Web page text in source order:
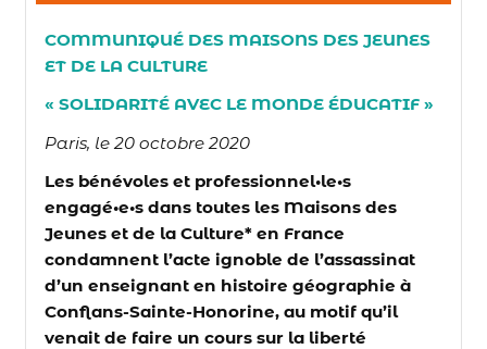
COMMUNIQUÉ DES MAISONS DES JEUNES
ET DE LA CULTURE
« SOLIDARITÉ AVEC LE MONDE ÉDUCATIF »
Paris, le 20 octobre 2020
Les bénévoles et professionnel•le•s
engagé•e•s dans toutes les Maisons des
Jeunes et de la Culture* en France
condamnent l’acte ignoble de l’assassinat
d’un enseignant en histoire géographie à
Conflans-Sainte-Honorine, au motif qu’il
venait de faire un cours sur la liberté